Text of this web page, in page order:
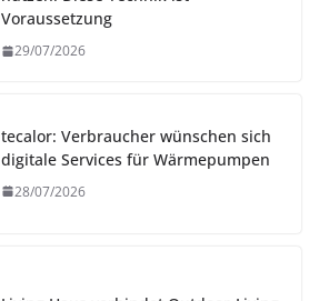
Voraussetzung
29/07/2026
tecalor: Verbraucher wünschen sich
digitale Services für Wärmepumpen
28/07/2026